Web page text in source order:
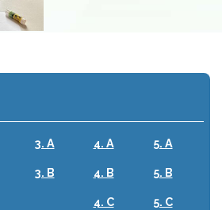
3. A
3. B
4. A
4. B
4. C
5. A
5. B
5. C